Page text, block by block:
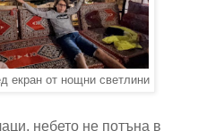
екран от нощни светлини
небето не потъна в